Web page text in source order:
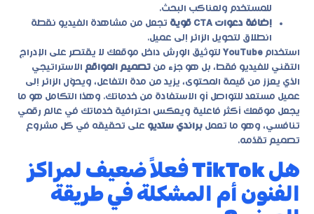
للمستخدم ولعناكب البحث.
إضافة دعوات CTA قوية
تجعل من مشاهدة الفيديو نقطة
انطلاق لتحويل الزائر إلى عميل.
استخدام YouTube لتوثيق الورش داخل موقعك لا يقتصر على الإدراج
التقني للفيديو فقط، بل هو جزء من تصميم المواقع الاستراتيجي
الذي يعزز من قيمة المحتوى، يزيد من مدة التفاعل، ويحوّل الزائر إلى
عميل مستعد للتواصل أو الاستفادة من خدماتك. وهذا التكامل هو ما
يجعل موقعك أكثر فاعلية ويعكس احترافية خدماتك في عالم رقمي
تنافسي، وهو ما تعمل براندي ستديو على تحقيقه في كل مشروع
تصميم تقدّمه.
هل TikTok فعلاً ضعيف لمراكز
الفنون أم المشكلة في طريقة